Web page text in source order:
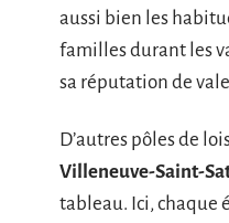
aussi bien les
familles durant les
sa réputation de
D’autres pôles de
Villeneuve-Saint-
tableau. Ici, chaque